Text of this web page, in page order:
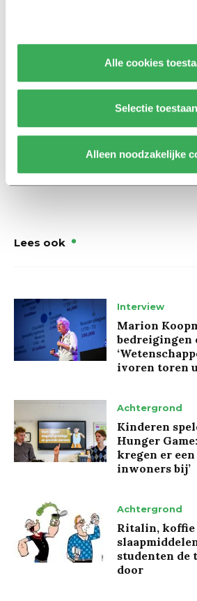
Alle cookies
Selectie toestaan
Alleen noodzakelijke
Noorwegen voor mijn studie, dus
even. Daarna wil ik het wel weer
besef dat het iets is voor erbij. Ik
stoppen. Ik krijg er ook niet voor
Olympische Spelen in 2020 te gaan.
vet zijn.”
Lees ook
Interview
Marion
bedreigingen
ivoren toren
Achtergrond
Kinderen
Hunger
kregen er
inwoners bij’
Achtergrond
Ritalin, koffie
studenten de
door